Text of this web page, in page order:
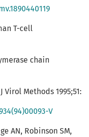
T-cell
chain
Methods 1995;51:
V
AN, Robinson SM,